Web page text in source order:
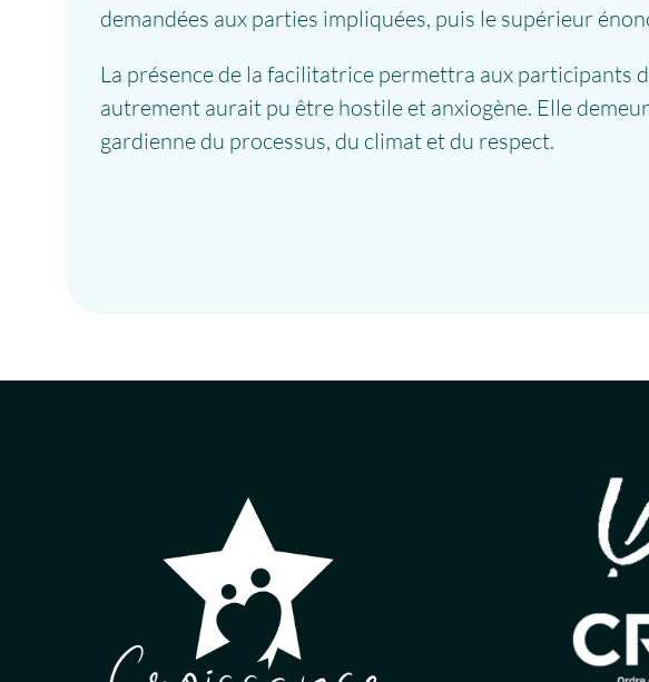
demandées aux parties impliquées, puis le supérieur
La présence de la facilitatrice permettra aux participants
autrement aurait pu être hostile et anxiogène. Elle
gardienne du processus, du climat et du respect.